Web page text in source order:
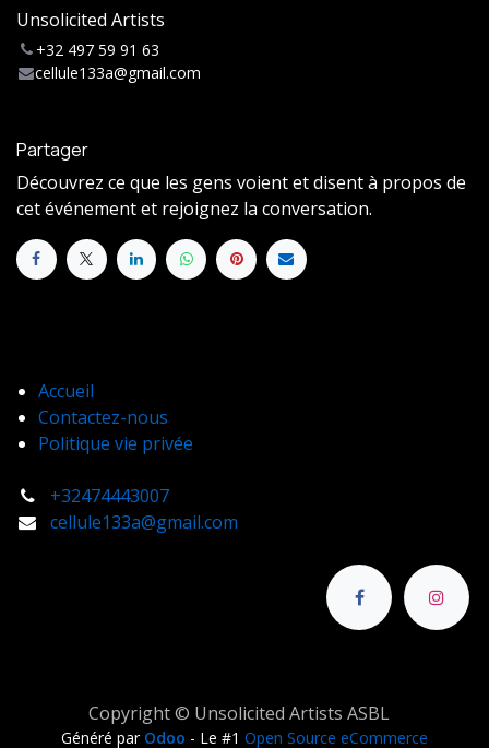
Unsolicited Artists
+32 497 59 91 63
cellule133a@gmail.com
Partager
Découvrez ce que les gens voient et disent à propos de
cet événement et rejoignez la conversation.
Accueil
Contactez-nous
Politique vie privée
+32474443007
cellule133a@gmail.com
Copyright © Unsolicited Artists ASBL
Généré par Odoo - Le #1 Open Source eCommerce